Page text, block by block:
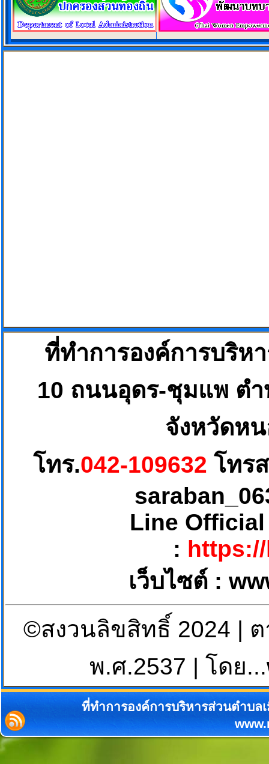
ที่ทำการองค์การบริห
10 ถนนอุดร-ชุมแพ ตำ
จังหวัดห
โทร.042-109632 โทร
Line
:
เว็บไซต์ :
©สงวนลิขสิทธิ์ 2024 |
พ.ศ.2537 | โดย...
ที่ทำการองค์การบริหารส่วนตำบล